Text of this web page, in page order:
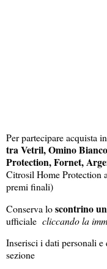
Per partecipare acquista
tra Vetril, Omino
Protection, Fornet,
Citrosil Home Protection
premi finali)
Conserva loscontrino
ufficiale cliccando la
Inserisci i dati personali
sezione